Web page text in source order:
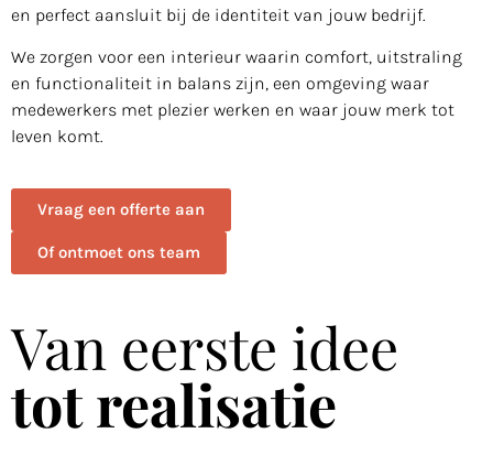
en perfect aansluit bij de identiteit van jouw bedrijf.
We zorgen voor een interieur waarin comfort, uitstraling
en functionaliteit in balans zijn, een omgeving waar
medewerkers met plezier werken en waar jouw merk tot
leven komt.
Vraag een offerte aan
Of ontmoet ons team
Van eerste idee
tot realisatie